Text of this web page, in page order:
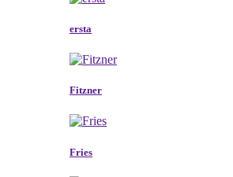
ersta
Fitzner
Fries